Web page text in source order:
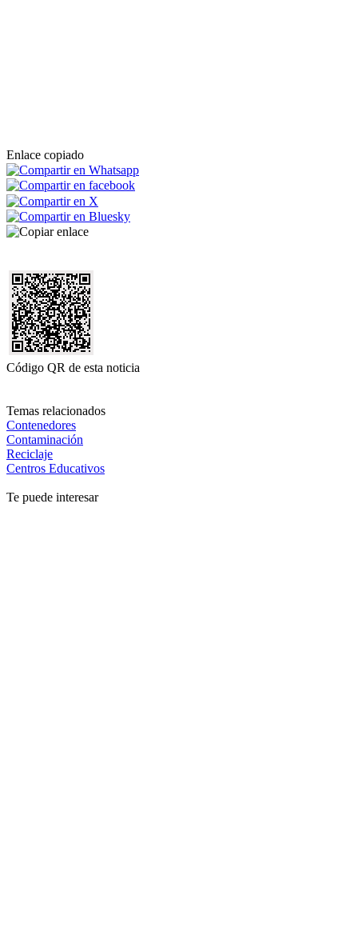
Enlace copiado
Código QR de esta noticia
Temas relacionados
Contenedores
Contaminación
Reciclaje
Centros Educativos
Te puede interesar